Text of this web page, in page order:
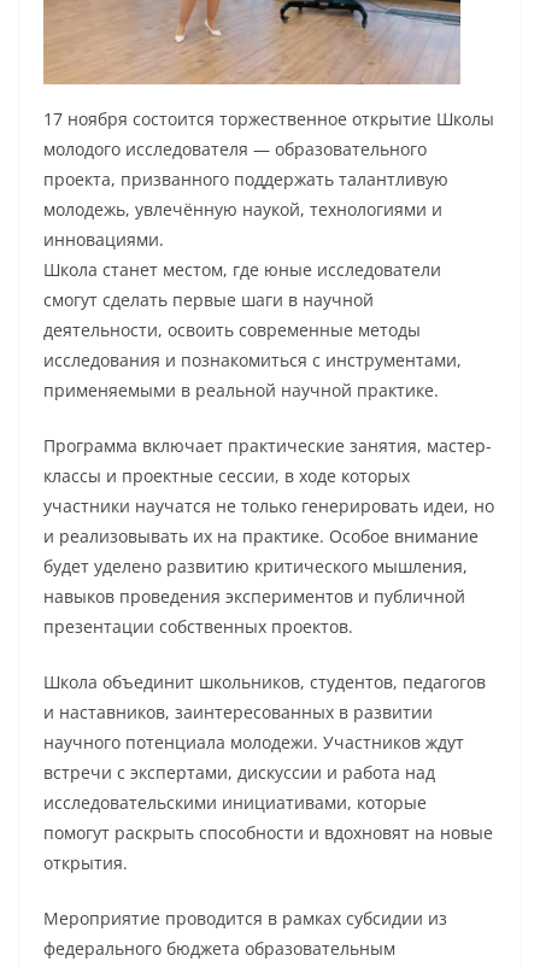
17 ноября состоится торжественное открытие Школы
молодого исследователя — образовательного
проекта, призванного поддержать талантливую
молодежь, увлечённую наукой, технологиями и
инновациями.
Школа станет местом, где юные исследователи
смогут сделать первые шаги в научной
деятельности, освоить современные методы
исследования и познакомиться с инструментами,
применяемыми в реальной научной практике.
Программа включает практические занятия, мастер-
классы и проектные сессии, в ходе которых
участники научатся не только генерировать идеи, но
и реализовывать их на практике. Особое внимание
будет уделено развитию критического мышления,
навыков проведения экспериментов и публичной
презентации собственных проектов.
Школа объединит школьников, студентов, педагогов
и наставников, заинтересованных в развитии
научного потенциала молодежи. Участников ждут
встречи с экспертами, дискуссии и работа над
исследовательскими инициативами, которые
помогут раскрыть способности и вдохновят на новые
открытия.
Мероприятие проводится в рамках субсидии из
федерального бюджета образовательным